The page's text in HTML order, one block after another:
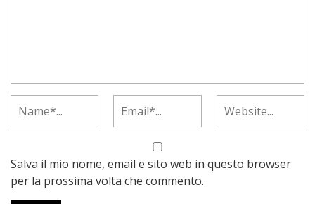
Salva il mio nome, email e sito web in questo browser
per la prossima volta che commento.